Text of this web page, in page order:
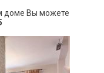
доме Вы можете